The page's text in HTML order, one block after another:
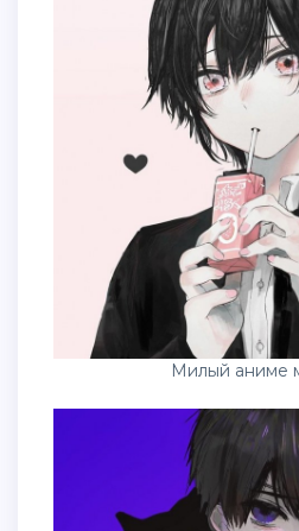
Милый аниме